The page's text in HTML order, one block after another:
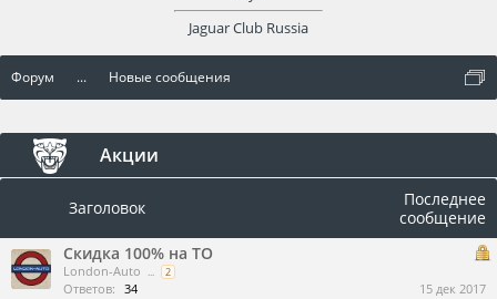
Форум ... Новые сообщения
Акции
Заголовок
Последнее
сообщение
Скидка 100% на ТО
London-Auto ... 2
Ответов: 34 15 дек 2017
Jaguar Club Russia
оват